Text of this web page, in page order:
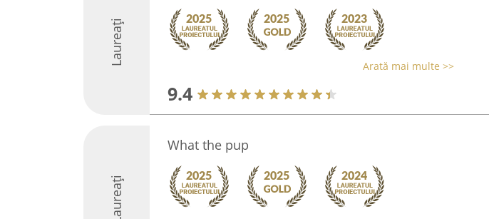
Laureați Arată mai multe >>
9.4
Laureați
What the pup